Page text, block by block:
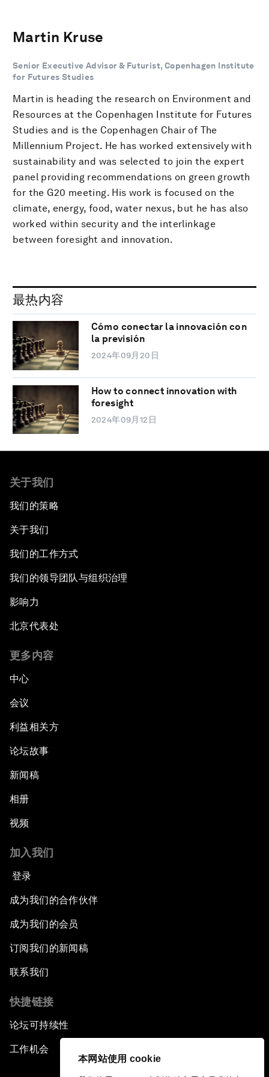
本网站使用 cookie
Martin Kruse
Senior Executive Advisor & Futurist, Copenhagen Institute
for Futures Studies
Martin is heading the research on Environment and
Resources at the Copenhagen Institute for Futures
Studies and is the Copenhagen Chair of The
Millennium Project. He has worked extensively with
sustainability and was selected to join the expert
panel providing recommendations on green growth
for the G20 meeting. His work is focused on the
climate, energy, food, water nexus, but he has also
worked within security and the interlinkage
between foresight and innovation.
最热内容
Cómo conectar la innovación con
la previsión
2024年09月20日
How to connect innovation with
foresight
2024年09月12日
关于我们
我们的策略
关于我们
我们的工作方式
我们的领导团队与组织治理
影响力
北京代表处
更多内容
中心
会议
利益相关方
论坛故事
新闻稿
相册
视频
加入我们
登录
成为我们的合作伙伴
成为我们的会员
订阅我们的新闻稿
联系我们
快捷链接
论坛可持续性
工作机会